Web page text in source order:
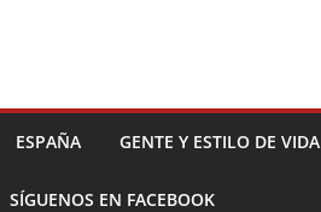
ESPAÑA GENTE Y ESTILO DE VIDA
SÍGUENOS EN FACEBOOK